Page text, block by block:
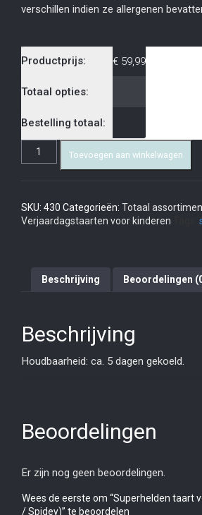
verschillen indien ze allergenen
Productprijs: € 59,99
Totaal opties:
Bestelling totaal:
Toevoegen aan winkelwagen
SKU: 430 Categorieën: Totaal
Verjaardagstaarten voor kinderen
Beschrijving Beoordelingen
Beschrijving
Houdbaarheid: ca. 5 dagen gekoeld.
Beoordelingen
Er zijn nog geen beoordelingen.
Wees de eerste om “Superhelden taart
/ Spidey)” te beoordelen